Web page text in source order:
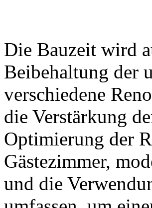
Die Bauzeit wird
Beibehaltung der
verschiedene
die Verstärkung
Optimierung der
Gästezimmer,
und die